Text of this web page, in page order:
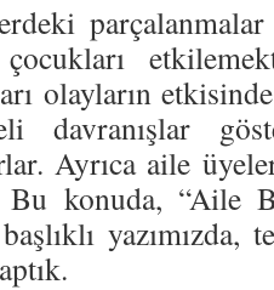
olayların
davranışlar
Ayrıca aile
Bu konuda, “Aile
yazımızda,